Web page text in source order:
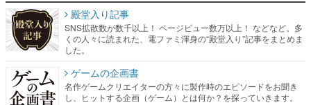
殿堂入り記事
SNS拡散数が数千以上！ ページビュー数万以上！ などなど。多
くの人々に読まれた、電ファミ渾身の“殿堂入り”記事をまとめま
した。
ゲームの企画書
名作ゲームクリエイターの方々に製作時のエピソードをお聞き
し、ヒットする企画（ゲーム）とは何か？を探っていきます。